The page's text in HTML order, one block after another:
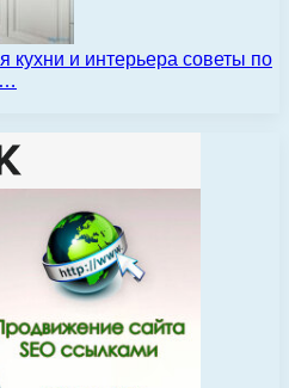
кухни и интерьера советы по